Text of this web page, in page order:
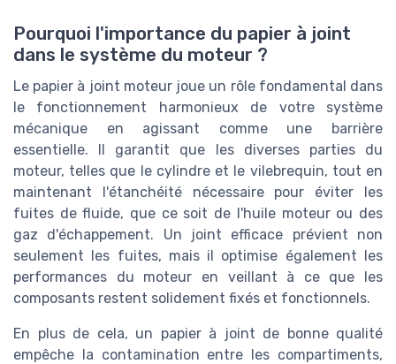
Pourquoi l'importance du papier à joint
dans le système du moteur ?
Le papier à joint moteur joue un rôle fondamental dans
le fonctionnement harmonieux de votre système
mécanique en agissant comme une barrière
essentielle. Il garantit que les diverses parties du
moteur, telles que le cylindre et le vilebrequin, tout en
maintenant l'étanchéité nécessaire pour éviter les
fuites de fluide, que ce soit de l'huile moteur ou des
gaz d'échappement. Un joint efficace prévient non
seulement les fuites, mais il optimise également les
performances du moteur en veillant à ce que les
composants restent solidement fixés et fonctionnels.
En plus de cela, un papier à joint de bonne qualité
empêche la contamination entre les compartiments,